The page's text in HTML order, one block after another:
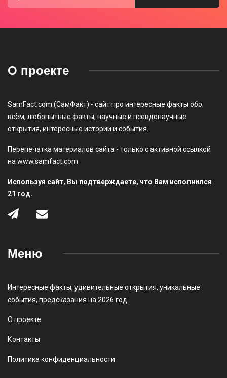
О проекте
SamFact.com (СамФакт) - сайт про интересные факты обо
всём, любопытные факты, научные и псевдонаучные
открытия, интересные истории и события.
Перепечатка материалов сайта - только с активной ссылкой
на www.samfact.com
Используя сайт, Вы подтверждаете, что Вам исполнился
21 год.
Меню
Интересные факты, удивительные открытия, уникальные
события, предсказания на 2026 год
О проекте
Контакты
Политика конфиденциальности